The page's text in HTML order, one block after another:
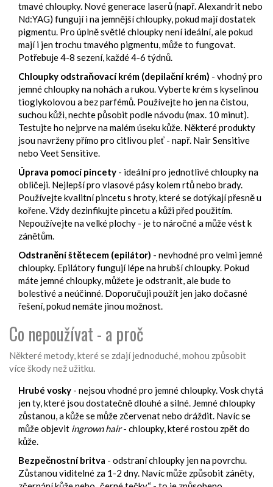
tmavé chloupky. Nové generace laserů (např. Alexandrit nebo
Nd:YAG) fungují i na jemnější chloupky, pokud mají dostatek
pigmentu. Pro úplně světlé chloupky není ideální, ale pokud
mají i jen trochu tmavého pigmentu, může to fungovat.
Potřebuje 4-8 sezení, každé 4-6 týdnů.
Chloupky odstraňovací krém (depilační krém) - vhodný pro
jemné chloupky na nohách a rukou. Vyberte krém s kyselinou
tioglykolovou a bez parfémů. Používejte ho jen na čistou,
suchou kůži, nechte působit podle návodu (max. 10 minut).
Testujte ho nejprve na malém úseku kůže. Některé produkty
jsou navrženy přímo pro citlivou pleť - např. Nair Sensitive
nebo Veet Sensitive.
Úprava pomocí pincety - ideální pro jednotlivé chloupky na
obličeji. Nejlepší pro vlasové pásy kolem rtů nebo brady.
Používejte kvalitní pincetu s hroty, které se dotýkají přesně u
kořene. Vždy dezinfikujte pincetu a kůži před použitím.
Nepoužívejte na velké plochy - je to náročné a může vést k
zánětům.
Odstranění štětecem (epilátor) - nevhodné pro velmi jemné
chloupky. Epilátory fungují lépe na hrubší chloupky. Pokud
máte jemné chloupky, můžete je odstranit, ale bude to
bolestivé a neúčinné. Doporučuji použít jen jako dočasné
řešení, pokud nemáte jinou možnost.
Co nepoužívat - a proč
Některé metody, které se zdají jednoduché, mohou způsobit
více škody než užitku.
Hrubé vosky - nejsou vhodné pro jemné chloupky. Vosk chytá
jen ty, které jsou dostatečně dlouhé a silné. Jemné chloupky
zůstanou, a kůže se může zčervenat nebo dráždit. Navíc se
může objevit ingrown hair- chloupky, které rostou zpět do
kůže.
Bezpečnostní britva - odstraní chloupky jen na povrchu.
Zůstanou viditelné za 1-2 dny. Navíc může způsobit záněty,